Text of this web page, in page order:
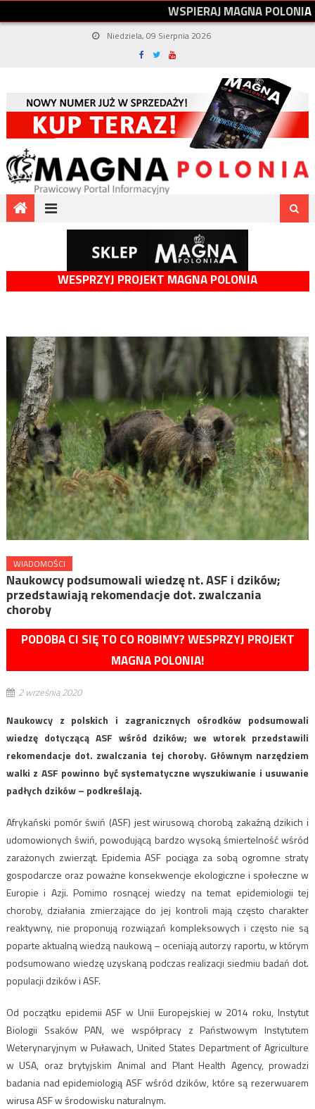
WSPIERAJMAGNAPOLONIA
Niedziela, 09 Sierpnia 2026
WESPRZYJ PROJEKT MAGNA POLONIA
WIADOMOŚCI
Naukowcy podsumowali wiedzę nt. ASF i dzików;
przedstawiają rekomendacje dot. zwalczania
choroby
PODOBA CI SIĘ TO CO ROBIMY? WESPRZYJ PROJEKT
MAGNA POLONIA!
2 września 2020
Naukowcy z polskich i zagranicznych ośrodków podsumowali
wiedzę dotyczącą ASF wśród dzików; we wtorek przedstawili
rekomendacje dot. zwalczania tej choroby. Głównym narzędziem
walki z ASF powinno być systematyczne wyszukiwanie i usuwanie
padłych dzików – podkreślają.
Afrykański pomór świń (ASF) jest wirusową chorobą zakaźną dzikich i
udomowionych świń, powodującą bardzo wysoką śmiertelność wśród
zarażonych zwierząt. Epidemia ASF pociąga za sobą ogromne straty
gospodarcze oraz poważne konsekwencje ekologiczne i społeczne w
Europie i Azji. Pomimo rosnącej wiedzy na temat epidemiologii tej
choroby, działania zmierzające do jej kontroli mają często charakter
reaktywny, nie proponują rozwiązań kompleksowych i często nie są
poparte aktualną wiedzą naukową – oceniają autorzy raportu, w którym
podsumowano wiedzę uzyskaną podczas realizacji siedmiu badań dot.
populacji dzików i ASF.
Od początku epidemii ASF w Unii Europejskiej w 2014 roku, Instytut
Biologii Ssaków PAN, we współpracy z Państwowym Instytutem
Weterynaryjnym w Puławach, United States Department of Agriculture
w USA, oraz brytyjskim Animal and Plant Health Agency, prowadzi
badania nad epidemiologią ASF wśród dzików, które są rezerwuarem
wirusa ASF w środowisku naturalnym.